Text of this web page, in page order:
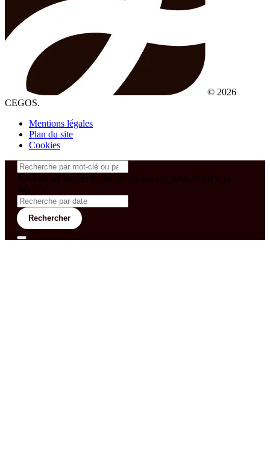
© 2026
CEGOS.
Mentions légales
Plan du site
Cookies
&& config('laravel-theme-inter.CEGOS_COUNTRY') !=
'neves')
Rechercher